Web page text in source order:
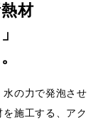
材
の力で発泡させ
施工する、アク